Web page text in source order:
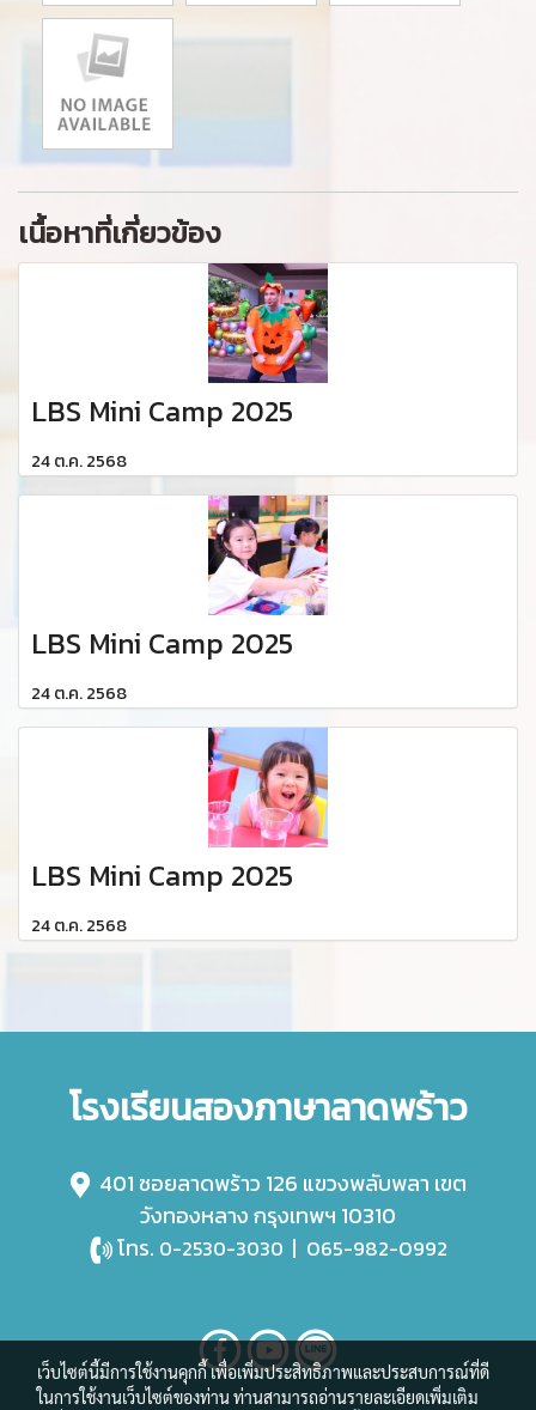
เนื้อหาที่เกี่ยวข้อง
LBS Mini Camp 2025
24 ต.ค. 2568
LBS Mini Camp 2025
24 ต.ค. 2568
LBS Mini Camp 2025
24 ต.ค. 2568
โรงเรียนสองภาษาลาดพร้าว
401 ซอยลาดพร้าว 126 แขวงพลับพลา เขต
วังทองหลาง กรุงเทพฯ 10310
โทร. 0-2530-3030 | 065-982-0992
เว็บไซต์นี้มีการใช้งานคุกกี้ เพื่อเพิ่มประสิทธิภาพและประสบการณ์ที่ดี
ในการใช้งานเว็บไซต์ของท่าน ท่านสามารถอ่านรายละเอียดเพิ่มเติม